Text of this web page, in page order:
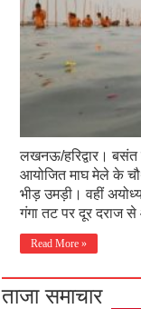
लखनऊ/हरिद्वार।
आयोजित माघ मेले के
भीड़ उमड़ी। वहीं
गंगा तट पर दूर दराज
Read More »
ताजा समाचार